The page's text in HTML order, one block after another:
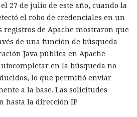
activados por defecto el caché en
de datos no utilizados a disco. Una
separadas) ahora consume
en lugar de los anteriores 4,6
aproximadamente el 82%.
ya en la versión 16.1, lee el caché
y recompila solo los
han cambiado. Según pruebas de
un proyecto que antes tardaba
27 de julio de este año, cuando la
el robo de credenciales en un
registros de Apache mostraron que
de una función de búsqueda
Java pública en Apache
en la búsqueda no
lo que permitió enviar
a la base. Las solicitudes
hasta la dirección IP